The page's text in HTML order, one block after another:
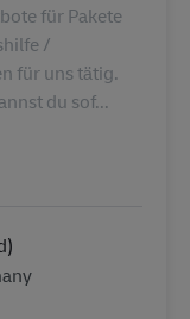
für Pakete
/
für uns tätig.
du sof...